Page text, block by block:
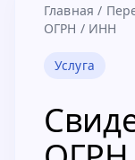
Главная /
ОГРН / ИНН
Услуга